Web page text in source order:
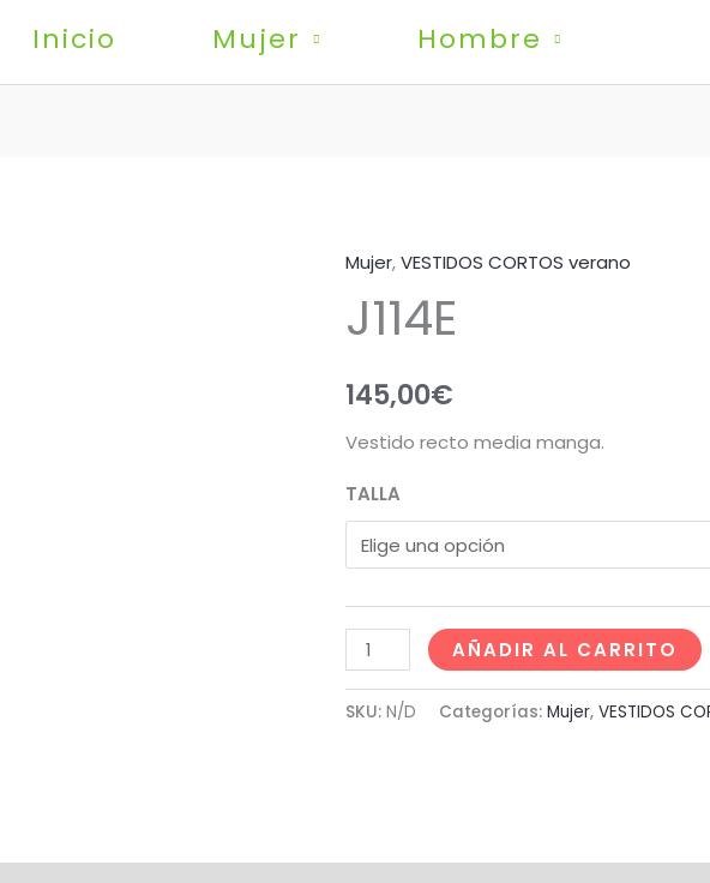
Inicio Mujer Hombre
Mujer,VESTIDOS CORTOS verano
J114E
145,00€
Vestido recto media manga.
TALLA
J114E
cantidad
AÑADIR AL CARRITO
SKU: N/D Categorías: Mujer, VESTIDOS